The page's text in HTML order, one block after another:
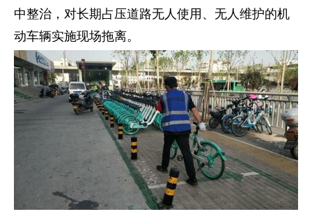
中整治，对长期占压道路无人使用、无人维护的机
动车辆实施现场拖离。